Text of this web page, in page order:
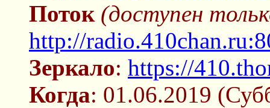
Поток (доступен
http://
Зеркало: https://
Когда: 01.06.2019